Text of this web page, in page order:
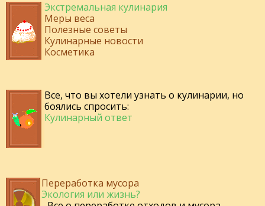
Экстремальная кулинария
Меры веса
Полезные советы
Кулинарные новости
Косметика
Все, что вы хотели узнать о кулинарии, но
боялись спросить:
Кулинарный ответ
Переработка мусора
Экология или жизнь?